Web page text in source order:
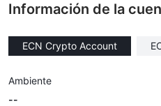
Información de la
ECN Crypto Account
Ambiente
--